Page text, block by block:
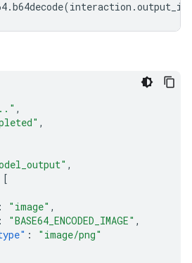
.b64decode(interaction .
,
,
,
[
: "image" ,
: "BASE64_ENCODED_IMAGE" ,
:
"image/png"